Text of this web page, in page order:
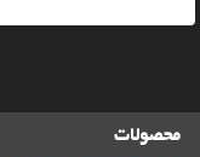
محصولات